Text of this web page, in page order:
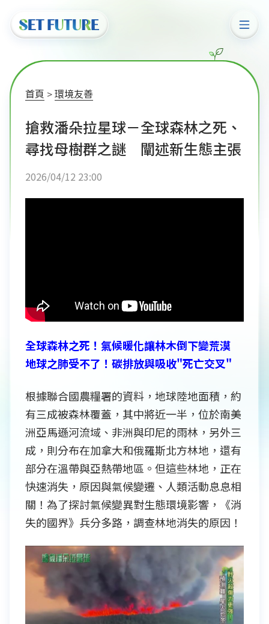
首頁 環境友善
搶救潘朵拉星球－全球森林之死、
尋找母樹群之謎 闡述新生態主張
2026/04/12 23:00
全球森林之死！氣候暖化讓林木倒下變荒漠
地球之肺受不了！碳排放與吸收"死亡交叉"
根據聯合國農糧署的資料，地球陸地面積，約
有三成被森林覆蓋，其中將近一半，位於南美
洲亞馬遜河流域、非洲與印尼的雨林，另外三
成，則分布在加拿大和俄羅斯北方林地，還有
部分在溫帶與亞熱帶地區。但這些林地，正在
快速消失，原因與氣候變遷、人類活動息息相
關！為了探討氣候變異對生態環境影響，《消
失的國界》兵分多路，調查林地消失的原因！